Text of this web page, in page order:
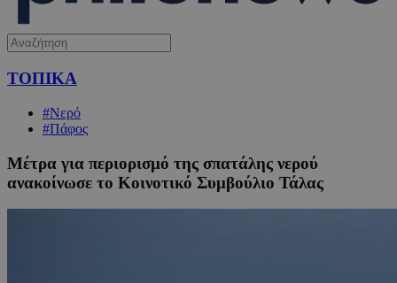
ΤΟΠΙΚΑ
#Νερό
#Πάφος
Μέτρα για περιορισμό της σπατάλης νερού
ανακοίνωσε το Κοινοτικό Συμβούλιο Τάλας